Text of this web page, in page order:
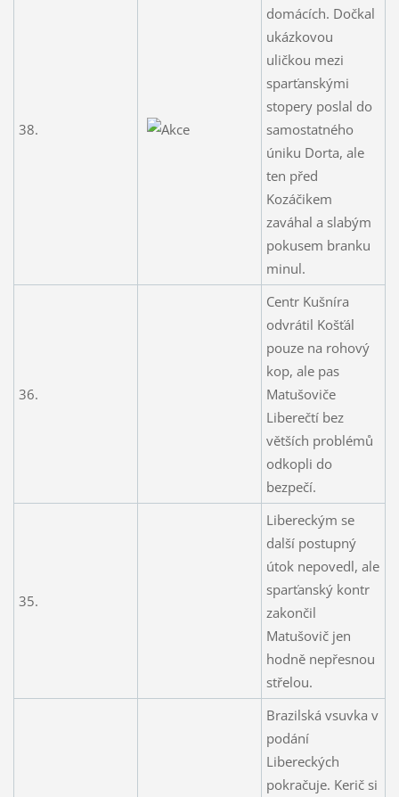
38.
domácích. Dočkal
ukázkovou
uličkou mezi
sparťanskými
stopery poslal do
samostatného
úniku Dorta, ale
ten před
Kozáčikem
zaváhal a slabým
pokusem branku
minul.
36.
Centr Kušníra
odvrátil Košťál
pouze na rohový
kop, ale pas
Matušoviče
Liberečtí bez
větších problémů
odkopli do
bezpečí.
35.
Libereckým se
další postupný
útok nepovedl, ale
sparťanský kontr
zakončil
Matušovič jen
hodně nepřesnou
střelou.
Brazilská vsuvka v
podání
Libereckých
pokračuje. Kerič si